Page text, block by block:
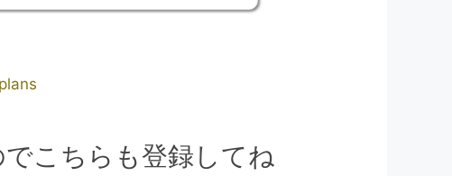
こちらも登録してね